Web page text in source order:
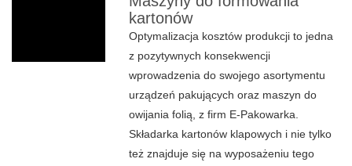
kartonów
Optymalizacja kosztów produkcji to jedna
z pozytywnych konsekwencji
wprowadzenia do swojego asortymentu
urządzeń pakujących oraz maszyn do
owijania folią, z firm E-Pakowarka.
Składarka kartonów klapowych i nie tylko
też znajduje się na wyposażeniu tego